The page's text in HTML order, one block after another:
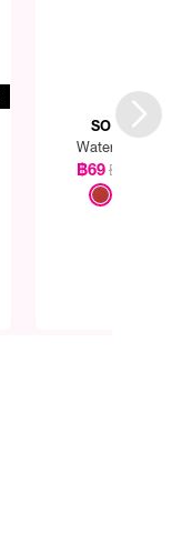
SO GLAM
Watery Lip Bar
฿69฿299